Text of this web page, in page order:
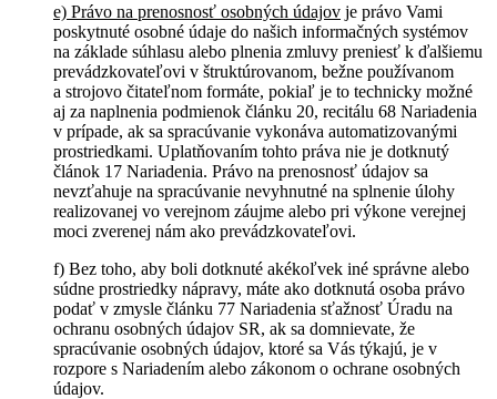
e) Právo na prenosnosť osobných údajov je právo Vami
poskytnuté osobné údaje do našich informačných systémov
na základe súhlasu alebo plnenia zmluvy preniesť k ďalšiemu
prevádzkovateľovi v štruktúrovanom, bežne používanom
a strojovo čitateľnom formáte, pokiaľ je to technicky možné
aj za naplnenia podmienok článku 20, recitálu 68 Nariadenia
v prípade, ak sa spracúvanie vykonáva automatizovanými
prostriedkami. Uplatňovaním tohto práva nie je dotknutý
článok 17 Nariadenia. Právo na prenosnosť údajov sa
nevzťahuje na spracúvanie nevyhnutné na splnenie úlohy
realizovanej vo verejnom záujme alebo pri výkone verejnej
moci zverenej nám ako prevádzkovateľovi.
f) Bez toho, aby boli dotknuté akékoľvek iné správne alebo
súdne prostriedky nápravy, máte ako dotknutá osoba právo
podať v zmysle článku 77 Nariadenia sťažnosť Úradu na
ochranu osobných údajov SR, ak sa domnievate, že
spracúvanie osobných údajov, ktoré sa Vás týkajú, je v
rozpore s Nariadením alebo zákonom o ochrane osobných
údajov.